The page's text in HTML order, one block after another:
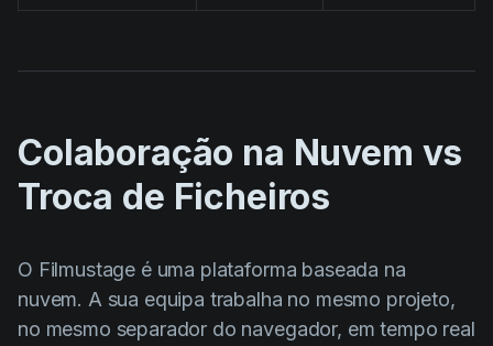
Colaboração na Nuvem vs
Troca de Ficheiros
O Filmustage é uma plataforma baseada na
nuvem. A sua equipa trabalha no mesmo projeto,
no mesmo separador do navegador, em tempo real